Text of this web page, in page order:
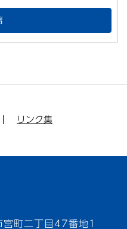
リンク集
町二丁目47番地1